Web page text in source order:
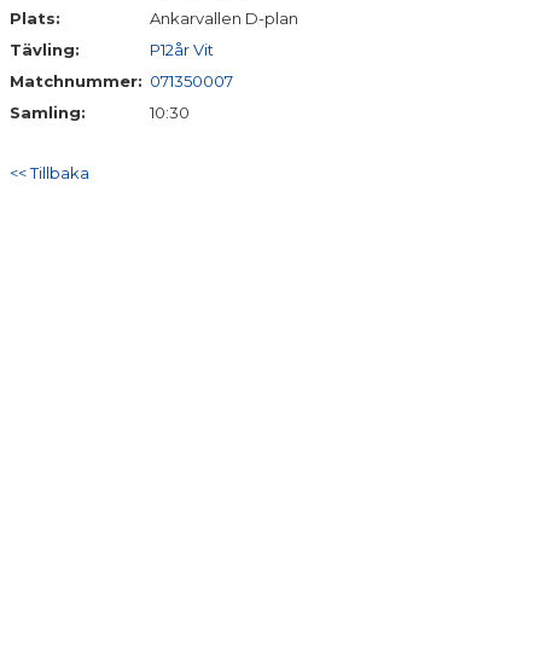
BILDGALLERI
Plats:
Ankarvallen D-plan
Tävling:
P12år Vit
Matchnummer: 071350007
Samling:
10:30
<< Tillbaka